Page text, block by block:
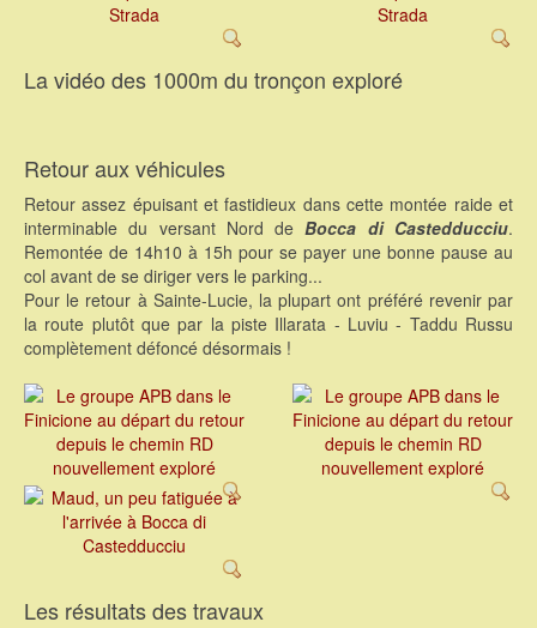
La vidéo des 1000m du tronçon exploré
Retour aux véhicules
Retour assez épuisant et fastidieux dans cette montée raide et
interminable du versant Nord deBocca di Castedducciu.
Remontée de 14h10 à 15h pour se payer une bonne pause au
col avant de se diriger vers le parking...
Pour le retour à Sainte-Lucie, la plupart ont préféré revenir par
la route plutôt que par la piste Illarata - Luviu - Taddu Russu
complètement défoncé désormais !
Les résultats des travaux